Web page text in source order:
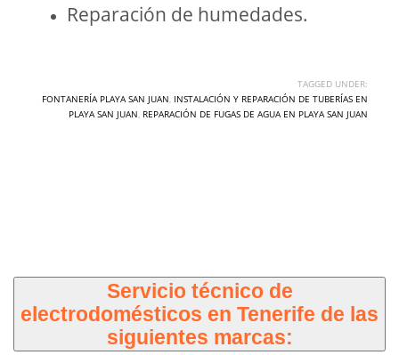
Reparación de humedades.
TAGGED UNDER:
FONTANERÍA PLAYA SAN JUAN, INSTALACIÓN Y REPARACIÓN DE TUBERÍAS EN
PLAYA SAN JUAN, REPARACIÓN DE FUGAS DE AGUA EN PLAYA SAN JUAN
Servicio técnico de
electrodomésticos en Tenerife de las
siguientes marcas: